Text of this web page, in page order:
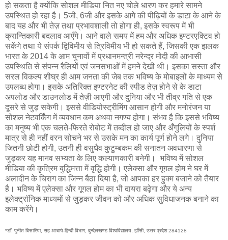
हो सकता है क्योंकि सोशल मीडिया नित नए चोले धारण कर हमारे सामने
उपस्थित हो रहा है। 5जी, 6जी और इसके आगे की पीढ़ियों के डाटा के आने के
बाद यह और भी तेज़ तथा प्रभावशाली तो होगा ही, इसके स्वरूप में भी
क्रान्तिकारी बदलाव आएँगे। आने वाले समय में हम और अधिक इण्टरएक्टिव हो
सकेंगे तथा ये संपर्क द्विविमीय से त्रिविमीय भी हो सकते हैं, जिसकी एक झलक
भारत के 2014 के आम चुनावों में प्रधानमन्त्री नरेन्द्र मोदी की आभासी
उपस्थिति से संपन्न रैलियों एवं जनसभाओं में हमने देखी थी। इसका सस्ता और
सरल विकल्प शीघ्र ही आम जनता की जेब तक भविष्य के मोबाइलों के माध्यम से
उपलब्ध होगा। इसके अतिरिक्त इण्टरनेट की स्पीड तेज़ होने से के डाटा
अपलोड और डाउनलोड में तेज़ी आएगी और दुनिया और भी तीव्र गति से एक
दूसरे से जुड़ सकेगी। इससे वीडियोस्ट्रीमिंग आसान होगी और मनोरंजन या
सोशल नेटवर्किंग में व्यवधान कम अथवा नगण्य होगा। संभव है कि इससे भविष्य
का मनुष्य भी एक चलते-फिरते रोबोट में तब्दील हो जाए और अँगुलियों के स्पर्श
मात्र से ही नहीं वरन सोचने भर से उसके मन का कार्य पूर्ण होने लगे। दुनिया
जितनी छोटी होगी, उतनी ही वसुधैव कुटुम्बकम की सनातन अवधारणा से
जुड़कर यह मानव सभ्यता के लिए कल्याणकारी बनेगी। भविष्य में सोशल
मीडिया की कृत्रिम बुद्धिमत्ता में वृद्धि होगी। एलेक्सा और गूगल होम ने घर में
अलादीन के चिराग का जिन्न बैठा दिया है, जो आपका हर हुक्म बजाने को तैयार
है। भविष्य में एलेक्सा और गूगल होम का भी दायरा बढ़ेगा और ये अन्य
इलेक्ट्रॉनिक माध्यमों से जुड़कर जीवन को और अधिक सुविधाजनक बनाने का
काम करेंगे।
*डॉ. पुनीत बिसारिया, सह आचार्य-हिन्दी विभाग, बुन्देलखण्ड विश्वविद्यालय, झाँसी, उत्तर प्रदेश 284128